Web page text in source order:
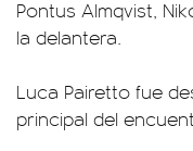
Pontus Almqvist,
la delantera.
Luca Pairetto fue
principal del